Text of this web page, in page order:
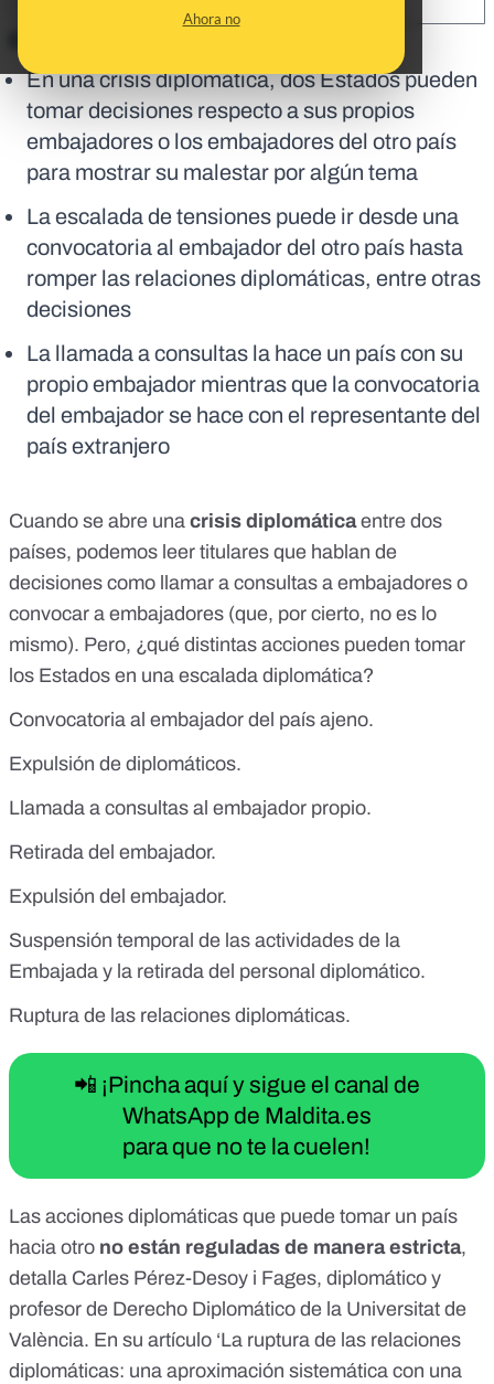
Ahora no
En una crisis diplomática, dos Estados pueden
tomar decisiones respecto a sus propios
embajadores o los embajadores del otro país
para mostrar su malestar por algún tema
La escalada de tensiones puede ir desde una
convocatoria al embajador del otro país hasta
romper las relaciones diplomáticas, entre otras
decisiones
La llamada a consultas la hace un país con su
propio embajador mientras que la convocatoria
del embajador se hace con el representante del
país extranjero
Cuando se abre una crisis diplomáticaentre dos
países, podemos leer titulares que hablan de
decisiones como llamar a consultas a embajadores o
convocar a embajadores (que, por cierto, no es lo
mismo). Pero, ¿qué distintas acciones pueden tomar
los Estados en una escalada diplomática?
Convocatoria al embajador del país ajeno.
Expulsión de diplomáticos.
Llamada a consultas al embajador propio.
Retirada del embajador.
Expulsión del embajador.
Suspensión temporal de las actividades de la
Embajada y la retirada del personal diplomático.
Ruptura de las relaciones diplomáticas.
📲 ¡Pincha aquí y sigue el canal de
WhatsApp de Maldita.es
para que no te la cuelen!
Las acciones diplomáticas que puede tomar un país
hacia otro no están reguladas de manera estricta,
detalla Carles Pérez-Desoy i Fages, diplomático y
profesor de Derecho Diplomático de la Universitat de
València. En su artículo ‘La ruptura de las relaciones
diplomáticas: una aproximación sistemática con una